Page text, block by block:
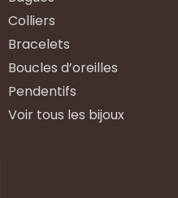
Colliers
Bracelets
Boucles d’oreilles
Pendentifs
Voir tous les bijoux